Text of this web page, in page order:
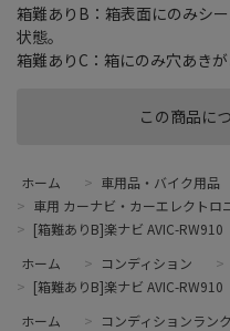
この商品に
箱難ありB：箱表面にのみシ
状態。
箱難ありC：箱にのみ穴あき
ホーム > 車用品・バイク用品
> 車用 カーナビ・カーエレクトロ
> [箱難ありB]楽ナビ AVIC-RW910
ホーム
> コンディション >
> [箱難ありB]楽ナビ AVIC-RW910
ホーム
> コンディションランク